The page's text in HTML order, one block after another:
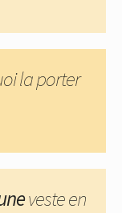
la porter
veste en